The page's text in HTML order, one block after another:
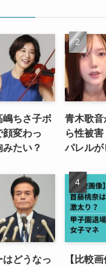
嶋ちさ子ボ
顔変わっ
たい？
青木歌
ら性被
パレルが
はどうなっ
【比較